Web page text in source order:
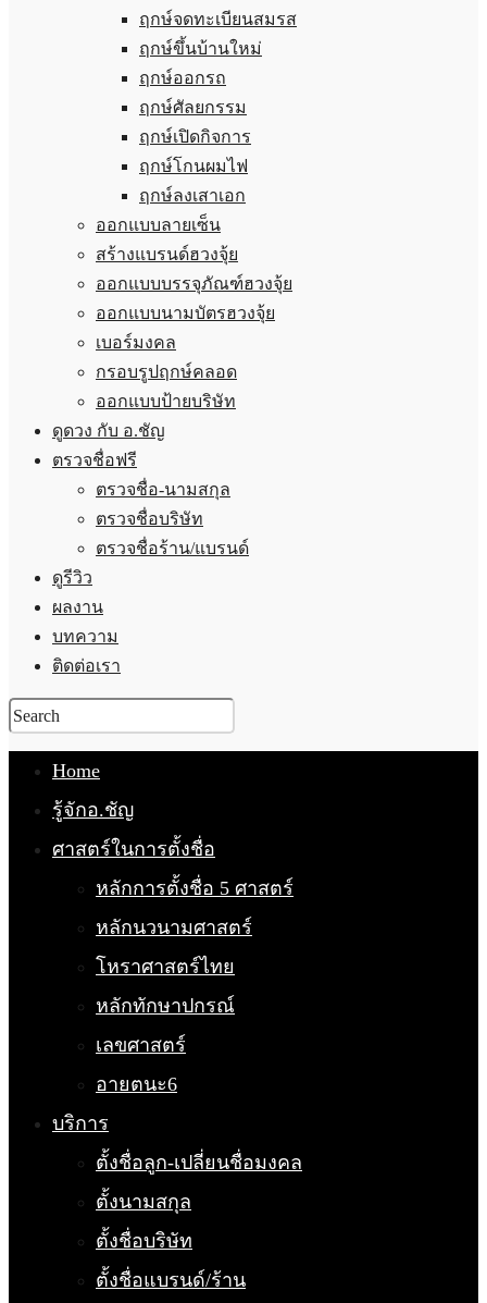
ฤกษ์จดทะเบียนสมรส
ฤกษ์ขึ้นบ้านใหม่
ฤกษ์ออกรถ
ฤกษ์ศัลยกรรม
ฤกษ์เปิดกิจการ
ฤกษ์โกนผมไฟ
ฤกษ์ลงเสาเอก
ออกแบบลายเซ็น
สร้างแบรนด์ฮวงจุ้ย
ออกแบบบรรจุภัณฑ์ฮวงจุ้ย
ออกแบบนามบัตรฮวงจุ้ย
เบอร์มงคล
กรอบรูปฤกษ์คลอด
ออกแบบป้ายบริษัท
ดูดวง กับ อ.ชัญ
ตรวจชื่อฟรี
ตรวจชื่อ-นามสกุล
ตรวจชื่อบริษัท
ตรวจชื่อร้าน/แบรนด์
ดูรีวิว
ผลงาน
บทความ
ติดต่อเรา
Home
รู้จักอ.ชัญ
ศาสตร์ในการตั้งชื่อ
หลักการตั้งชื่อ 5 ศาสตร์
หลักนวนามศาสตร์
โหราศาสตร์ไทย
หลักทักษาปกรณ์
เลขศาสตร์
อายตนะ6
บริการ
ตั้งชื่อลูก-เปลี่ยนชื่อมงคล
ตั้งนามสกุล
ตั้งชื่อบริษัท
ตั้งชื่อแบรนด์/ร้าน